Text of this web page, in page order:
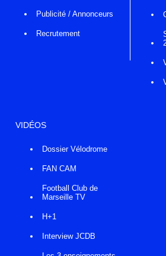
Publicité / Annonceurs
Recrutement
VIDÉOS
Dossier Vélodrome
FAN CAM
Football Club de
Marseille TV
H+1
Interview JCDB